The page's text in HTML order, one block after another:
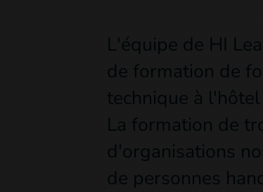
L'équipe de HI
de formation de
technique à
La formation de
d'organisations
de personnes